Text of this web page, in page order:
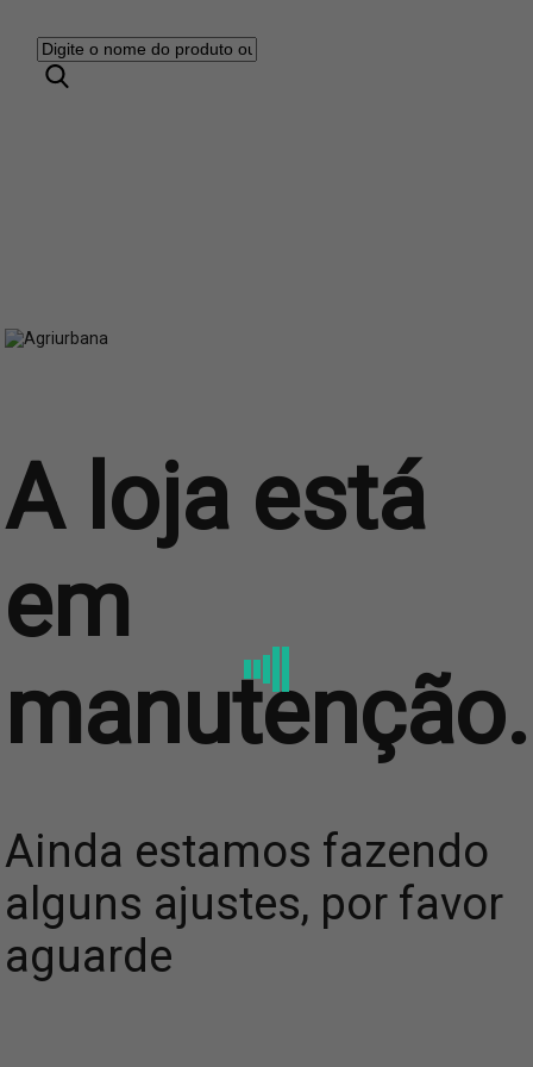
A loja está
em
manutenção.
Ainda estamos fazendo
alguns ajustes, por favor
aguarde